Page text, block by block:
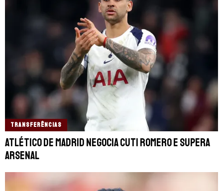
TRANSFERÊNCIAS
Atlético de Madrid negocia Cuti Romero e supera
Arsenal